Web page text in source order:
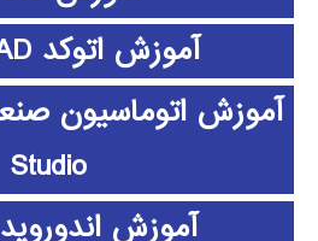
آموزش اتوکد AUTOCAD
Studio
آموزش اندوروید android